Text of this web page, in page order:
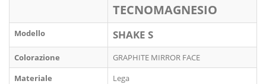
TECNOMAGNESIO
Modello SHAKE S
Colorazione
GRAPHITE MIRROR FACE
Materiale
Lega